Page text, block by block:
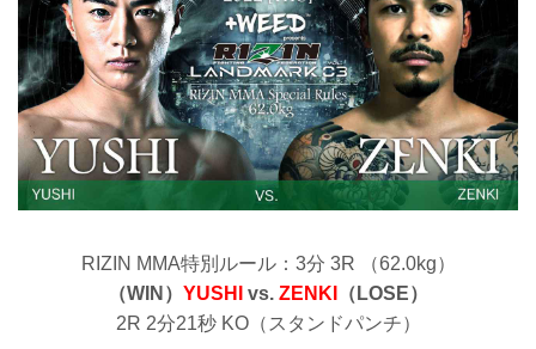
RIZIN MMA特別ルール：3分 3R （62.0kg）
（WIN） YUSHI vs. ZENKI
（LOSE）
2R 2分21秒 KO（スタンドパンチ）